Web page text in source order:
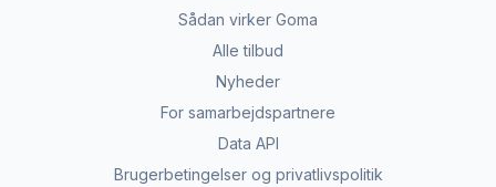
Sådan virker Goma
Alle tilbud
Nyheder
For samarbejdspartnere
Data API
Brugerbetingelser og privatlivspolitik